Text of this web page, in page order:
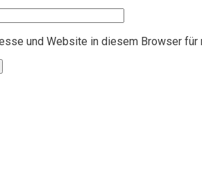
und Website in diesem Browser